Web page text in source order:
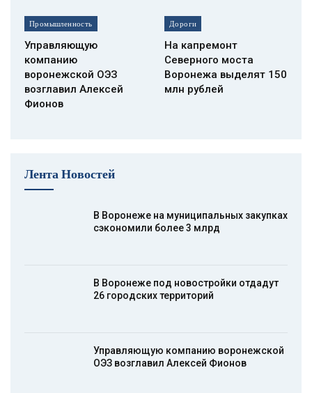
Промышленность
Управляющую
компанию
воронежской ОЭЗ
возглавил Алексей
Фионов
Дороги
На капремонт
Северного моста
Воронежа выделят 150
млн рублей
Лента Новостей
В Воронеже на муниципальных закупках
сэкономили более 3 млрд
В Воронеже под новостройки отдадут
26 городских территорий
Управляющую компанию воронежской
ОЭЗ возглавил Алексей Фионов